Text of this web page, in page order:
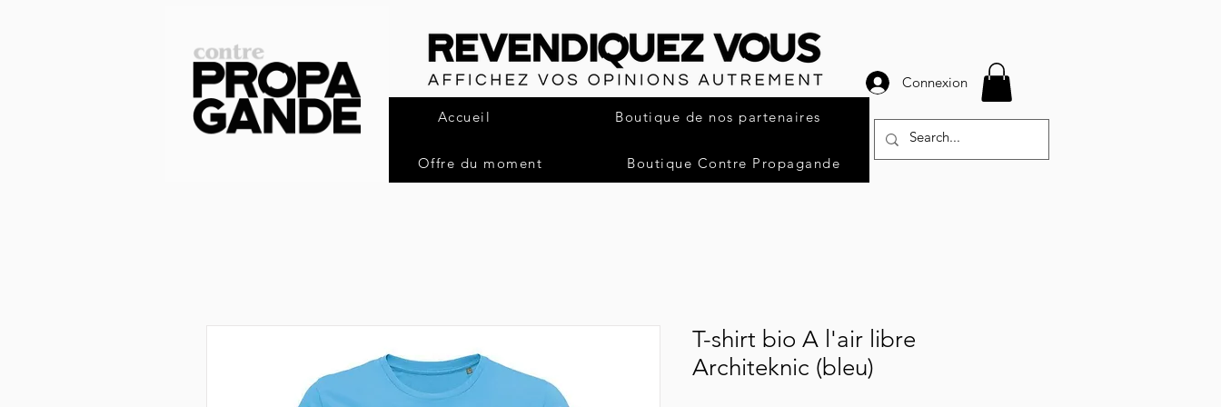
Accueil Boutique de nos partenaires
Offre du moment Boutique Contre Propagande
Connexion
T-shirt bio A l'air libre
Architeknic (bleu)